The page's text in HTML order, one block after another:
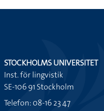
STOCKHOLMS UNIVERSITET
Inst. för lingvistik
SE-106 91 Stockholm
Telefon: 08-16 23 47